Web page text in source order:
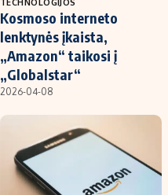
Kosmoso interneto
lenktynės įkaista,
„Amazon“ taikosi į
„Globalstar“
2026-04-08